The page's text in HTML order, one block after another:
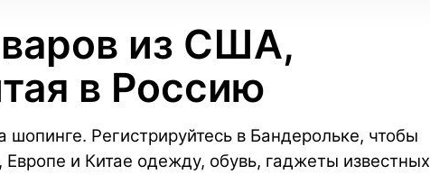
из США,
в Россию
шопинге. Регистрируйтесь в Бандерольке, чтобы
и Китае одежду, обувь, гаджеты известных